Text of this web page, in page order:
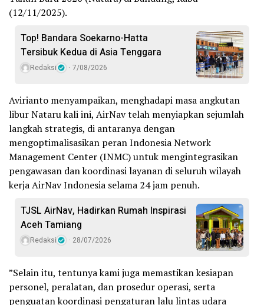
(12/11/2025).
Top! Bandara Soekarno-Hatta
Tersibuk Kedua di Asia Tenggara
Redaksi 7/08/2026
Avirianto menyampaikan, menghadapi masa angkutan
libur Nataru kali ini, AirNav telah menyiapkan sejumlah
langkah strategis, di antaranya dengan
mengoptimalisasikan peran Indonesia Network
Management Center (INMC) untuk mengintegrasikan
pengawasan dan koordinasi layanan di seluruh wilayah
kerja AirNav Indonesia selama 24 jam penuh.
TJSL AirNav, Hadirkan Rumah Inspirasi
Aceh Tamiang
Redaksi 28/07/2026
”Selain itu, tentunya kami juga memastikan kesiapan
personel, peralatan, dan prosedur operasi, serta
penguatan koordinasi pengaturan lalu lintas udara